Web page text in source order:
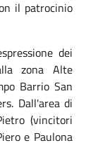
il patrocinio
dei
zona Alte
Barrio San
Dall'area di
(vincitori
e Paulona